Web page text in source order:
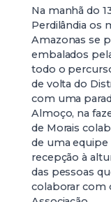
Na manhã do
Perdilândia os
Amazonas se
embalados
todo o
de volta do
com uma
Almoço, na
de Morais
de uma
recepção à
das pessoas
colaborar com